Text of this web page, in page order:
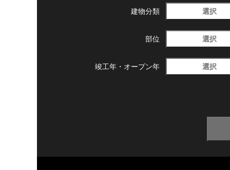
建物分類 選択
部位 選択
竣工年・ オープン年 選択